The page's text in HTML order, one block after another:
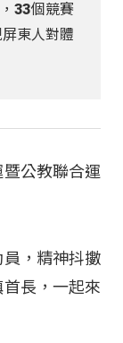
33個競賽
東人對體
公教聯合運
，精神抖擻
長，一起來